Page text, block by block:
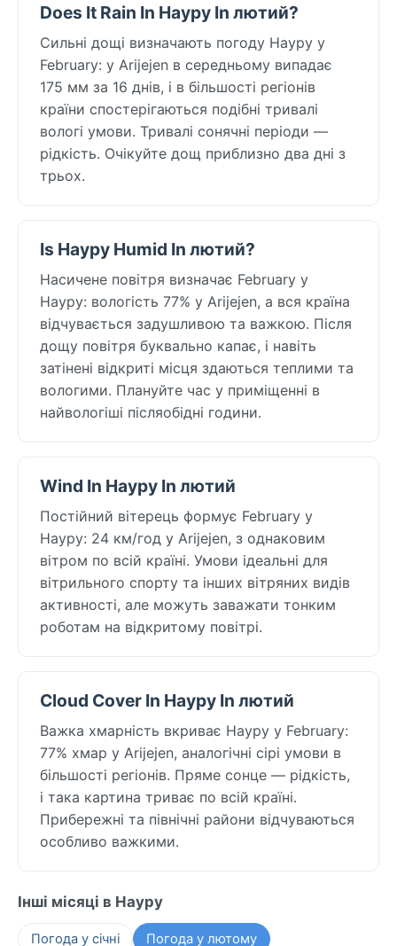
Does It Rain In Науру In лютий?
Сильні дощі визначають погоду Науру у
February: у Arijejen в середньому випадає
175 мм за 16 днів, і в більшості регіонів
країни спостерігаються подібні тривалі
вологі умови. Тривалі сонячні періоди —
рідкість. Очікуйте дощ приблизно два дні з
трьох.
Is Науру Humid In лютий?
Насичене повітря визначає February у
Науру: вологість 77% у Arijejen, а вся країна
відчувається задушливою та важкою. Після
дощу повітря буквально капає, і навіть
затінені відкриті місця здаються теплими та
вологими. Плануйте час у приміщенні в
найвологіші післяобідні години.
Wind In Науру In лютий
Постійний вітерець формує February у
Науру: 24 км/год у Arijejen, з однаковим
вітром по всій країні. Умови ідеальні для
вітрильного спорту та інших вітряних видів
активності, але можуть заважати тонким
роботам на відкритому повітрі.
Cloud Cover In Науру In лютий
Важка хмарність вкриває Науру у February:
77% хмар у Arijejen, аналогічні сірі умови в
більшості регіонів. Пряме сонце — рідкість,
і така картина триває по всій країні.
Прибережні та північні райони відчуваються
особливо важкими.
Інші місяці в Науру
Погода у січні Погода у лютому